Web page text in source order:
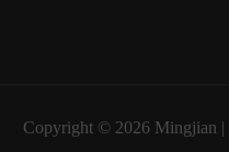
Copyright © 2026 Mingjian |